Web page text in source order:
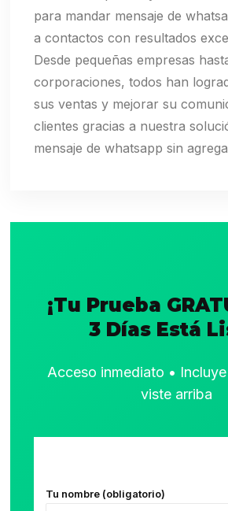
para mandar mensaje de
a contactos con resultados
Desde pequeñas empresas
corporaciones, todos han
sus ventas y mejorar su
clientes gracias a nuestra
mensaje de whatsapp sin
¡Tu Prueba
3 Días Está
Acceso inmediato •
viste arriba
Tu nombre (obligatorio)